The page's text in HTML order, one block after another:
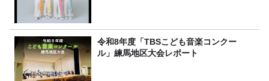
令和8年度「TBSこども音楽コンクー
ル」練馬地区大会レポート